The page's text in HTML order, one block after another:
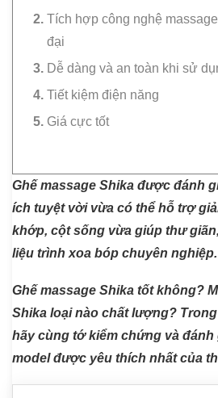
Tích hợp công nghệ
đại
Dễ dàng và an toàn khi sử
Tiết kiệm điện năng
Giá cực tốt
Ghế massage Shika được đánh
ích tuyệt vời vừa có thể hỗ trợ
khớp, cột sống vừa giúp thư
liệu trình xoa bóp chuyên nghiệp.
Ghế massage Shika tốt không?
Shika loại nào chất lượng?
hãy cùng tớ kiểm chứng và đánh
model được yêu thích nhất của